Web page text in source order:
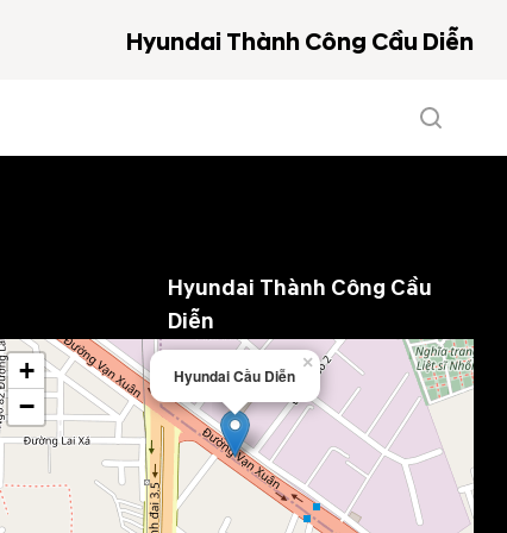
Hyundai Thành Công Cầu Diễn
Hyundai Thành Công Cầu
Diễn
Hyundai Cầu Diễn
×
+
−